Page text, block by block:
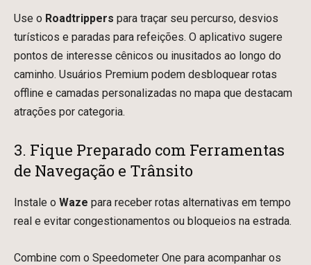
Use o Roadtrippers para traçar seu percurso, desvios
turísticos e paradas para refeições. O aplicativo sugere
pontos de interesse cênicos ou inusitados ao longo do
caminho. Usuários Premium podem desbloquear rotas
offline e camadas personalizadas no mapa que destacam
atrações por categoria.
3. Fique Preparado com Ferramentas
de Navegação e Trânsito
Instale o Waze para receber rotas alternativas em tempo
real e evitar congestionamentos ou bloqueios na estrada.
Combine com o Speedometer One para acompanhar os